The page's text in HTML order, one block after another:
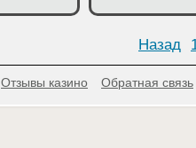
Назад
Отзывы казино Обратная связь